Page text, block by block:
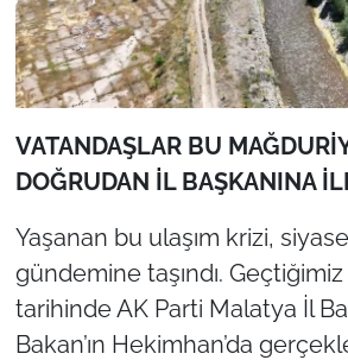
VATANDAŞLAR BU
DOĞRUDAN İL BAŞKANINA
Yaşanan bu ulaşım krizi,
gündemine taşındı.
tarihinde AK Parti Malatya İl
Bakan’ın Hekimhan’da